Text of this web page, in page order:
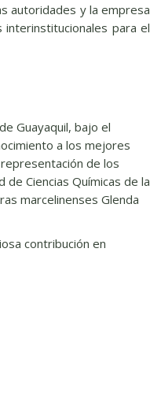
autoridades y la empresa
para el
Guayaquil, bajo el
a los mejores
de los
Ciencias Químicas de la
marcelinenses Glenda
contribución en